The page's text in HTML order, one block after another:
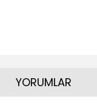
YORUMLAR